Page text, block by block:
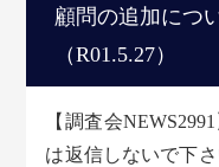
顧問の追加につ
（R01.5.27）
【調査会
は返信しないで下